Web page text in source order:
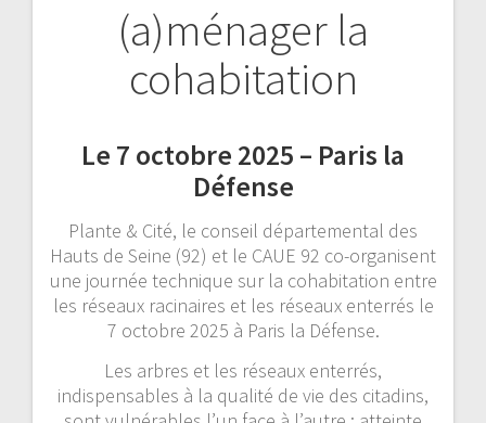
(a)ménager la
cohabitation
Le 7 octobre 2025 – Paris la
Défense
Plante & Cité, le conseil départemental des
Hauts de Seine (92) et le CAUE 92 co-organisent
une journée technique sur la cohabitation entre
les réseaux racinaires et les réseaux enterrés le
7 octobre 2025 à Paris la Défense.
Les arbres et les réseaux enterrés,
indispensables à la qualité de vie des citadins,